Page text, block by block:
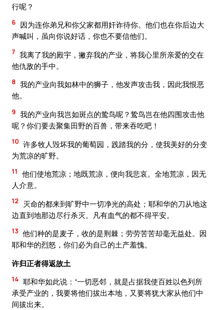
行呢？
6 因为连你弟兄和你父家都用奸诈待你。他们也在你后边大
声喊叫，虽向你说好话，你也不要信他们。
7 我离了我的殿宇，撇弃我的产业，将我心里所亲爱的交在
他仇敌的手中。
8 我的产业向我如林中的狮子，他发声攻击我，因此我恨恶
他。
9 我的产业向我岂如斑点的鸷鸟呢？鸷鸟岂在他四围攻击他
呢？你们要去聚集田野的百兽，带来吞吃吧！
10 许多牧人毁坏我的葡萄园，践踏我的分，使我美好的分变
为荒凉的旷野。
11
他们使地荒凉；地既荒凉，便向我悲哀。全地荒凉，因无
人介意。
12
灭命的都来到旷野中一切净光的高处；耶和华的刀从地这
边直到地那边尽行杀灭。凡有血气的都不得平安。
13 他们种的是麦子，收的是荆棘；劳劳苦苦却毫无益处。因
耶和华的烈怒，你们必为自己的土产羞愧。
许归正者得返故土
14 耶和华如此说：“一切恶邻，就是占据我使百姓以色列所
承受产业的，我要将他们拔出本地，又要将犹大家从他们中
间拔出来。